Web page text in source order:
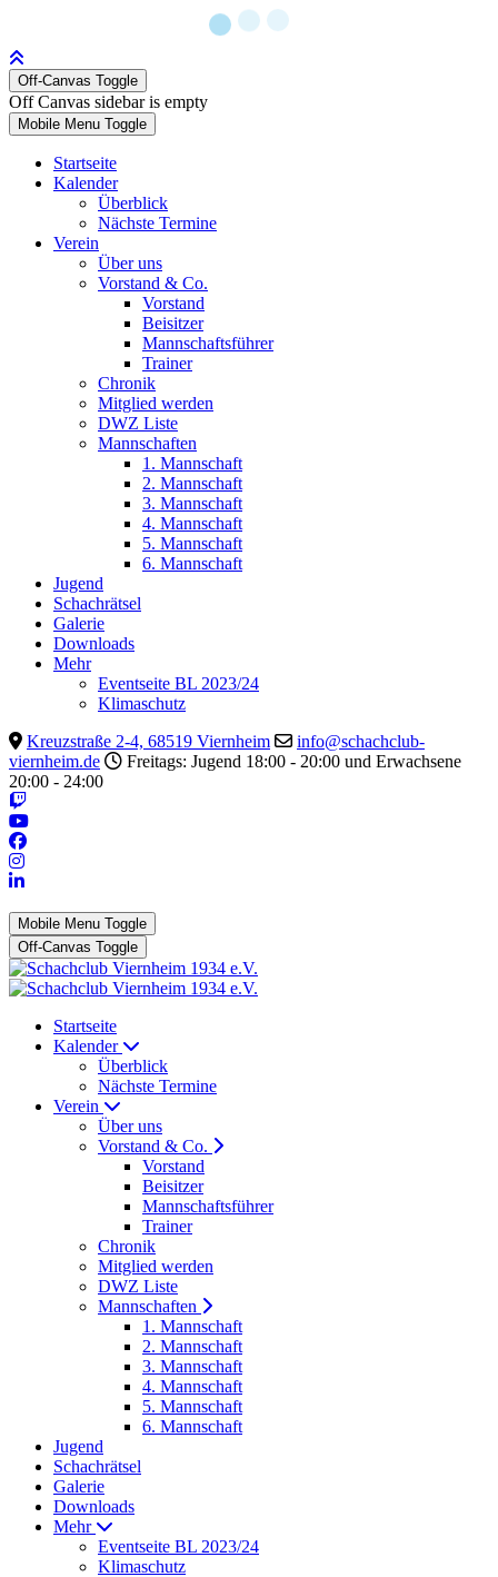
Off-Canvas Toggle
Off Canvas sidebar is empty
Mobile Menu Toggle
Startseite
Kalender
Überblick
Nächste Termine
Verein
Über uns
Vorstand & Co.
Vorstand
Beisitzer
Mannschaftsführer
Trainer
Chronik
Mitglied werden
DWZ Liste
Mannschaften
1. Mannschaft
2. Mannschaft
3. Mannschaft
4. Mannschaft
5. Mannschaft
6. Mannschaft
Jugend
Schachrätsel
Galerie
Downloads
Mehr
Eventseite BL 2023/24
Klimaschutz
Kreuzstraße 2-4, 68519 Viernheim
info@schachclub-
viernheim.de
Freitags: Jugend 18:00 - 20:00 und Erwachsene
20:00 - 24:00
Mobile Menu Toggle
Off-Canvas Toggle
Startseite
Kalender
Überblick
Nächste Termine
Verein
Über uns
Vorstand & Co.
Vorstand
Beisitzer
Mannschaftsführer
Trainer
Chronik
Mitglied werden
DWZ Liste
Mannschaften
1. Mannschaft
2. Mannschaft
3. Mannschaft
4. Mannschaft
5. Mannschaft
6. Mannschaft
Jugend
Schachrätsel
Galerie
Downloads
Mehr
Eventseite BL 2023/24
Klimaschutz